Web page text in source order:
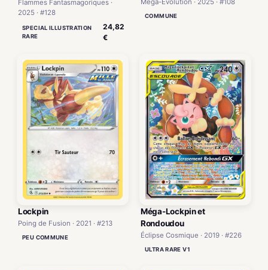
Flammes Fantasmagoriques ·
2025 · #128
SPECIAL ILLUSTRATION
RARE
24,82
€
COMMUNE
Lockpin
Poing de Fusion · 2021 · #213
PEU COMMUNE
Méga-Lockpin et
Rondoudou
Éclipse Cosmique · 2019 · #226
ULTRA RARE V1